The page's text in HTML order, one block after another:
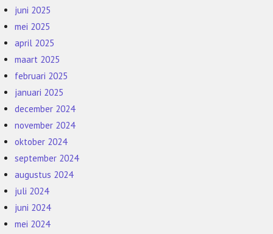
juni 2025
mei 2025
april 2025
maart 2025
februari 2025
januari 2025
december 2024
november 2024
oktober 2024
september 2024
augustus 2024
juli 2024
juni 2024
mei 2024